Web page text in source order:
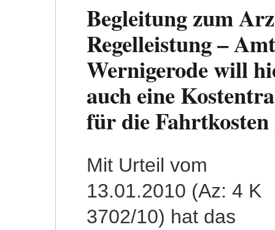
Begleitung zum
Regelleistung –
Wernigerode will
auch eine
für die Fahrtkosten
Mit Urteil vom
13.01.2010 (Az: 4 K
3702/10) hat das